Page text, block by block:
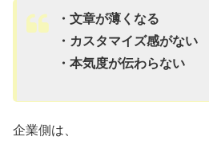
・文章が薄くなる
・カスタマイズ感がない
・本気度が伝わらない
企業側は、